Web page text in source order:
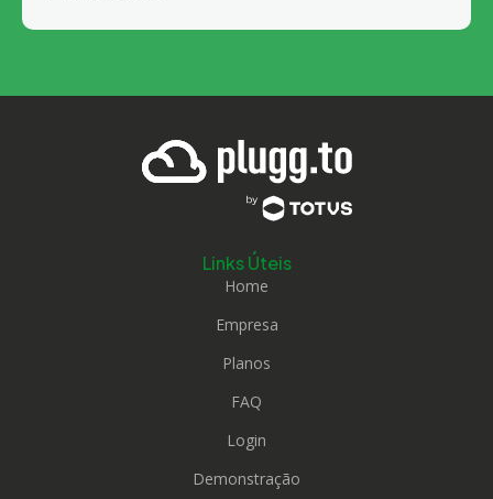
Links Úteis
Home
Empresa
Planos
FAQ
Login
Demonstração